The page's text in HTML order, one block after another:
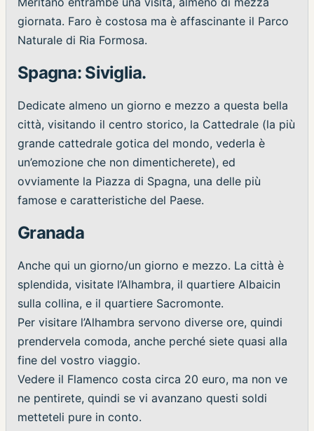
giornata. Faro è costosa ma è affascinante il Parco
Naturale di Ria Formosa.
Spagna: Siviglia.
Dedicate almeno un giorno e mezzo a questa bella
città, visitando il centro storico, la Cattedrale (la più
grande cattedrale gotica del mondo, vederla è
un’emozione che non dimenticherete), ed
ovviamente la Piazza di Spagna, una delle più
famose e caratteristiche del Paese.
Granada
Anche qui un giorno/un giorno e mezzo. La città è
splendida, visitate l’Alhambra, il quartiere Albaicin
sulla collina, e il quartiere Sacromonte.
Per visitare l’Alhambra servono diverse ore, quindi
prendervela comoda, anche perché siete quasi alla
fine del vostro viaggio.
Vedere il Flamenco costa circa 20 euro, ma non ve
ne pentirete, quindi se vi avanzano questi soldi
metteteli pure in conto.